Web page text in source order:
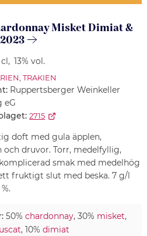
Misket Dimiat &
, 13% vol.
TRAKIEN
Ruppertsberger Weinkeller
eG
2715
doft med gula äpplen,
och druvor. Torr, medelfyllig,
smak med medelhög
fruktigt slut med beska. 7 g/l
50% chardonnay, 30% misket,
, 10% dimiat